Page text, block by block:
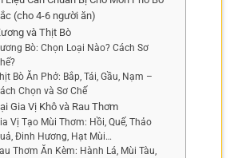
(cho 4-6 người ăn)
và Thịt Bò
Bò: Chọn Loại Nào? Cách Sơ
Bò Ăn Phở: Bắp, Tái, Gầu, Nạm –
Chọn và Sơ Chế
Gia Vị Khô và Rau Thơm
Vị Tạo Mùi Thơm: Hồi, Quế, Thảo
Đinh Hương, Hạt Mùi…
Thơm Ăn Kèm: Hành Lá, Mùi Tàu,